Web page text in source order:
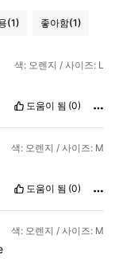
(1) 좋아함(1)
색: 오렌지 / 사이즈: L
도움이 됨 (0)
색: 오렌지 / 사이즈: M
도움이 됨 (0)
색: 오렌지 / 사이즈: M